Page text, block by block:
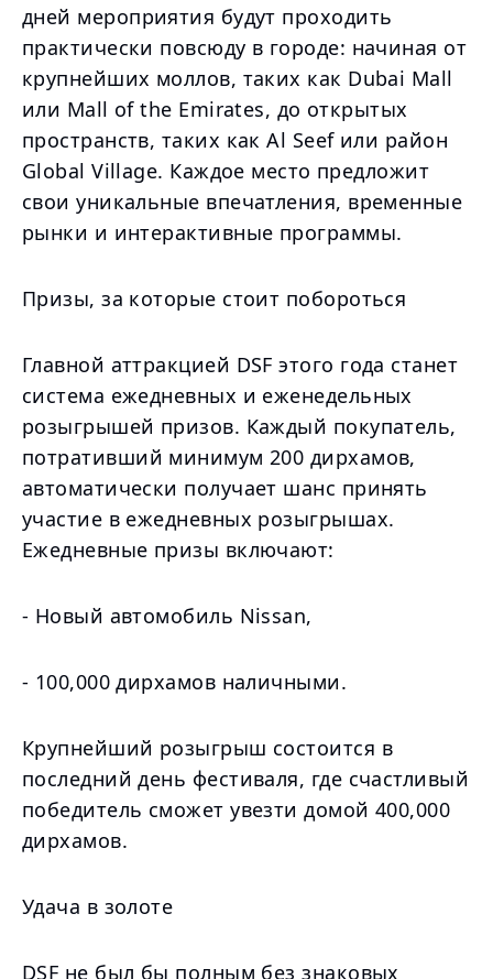
дней мероприятия будут проходить
практически повсюду в городе: начиная от
крупнейших моллов, таких как Dubai Mall
или Mall of the Emirates, до открытых
пространств, таких как Al Seef или район
Global Village. Каждое место предложит
свои уникальные впечатления, временные
рынки и интерактивные программы.
Призы, за которые стоит побороться
Главной аттракцией DSF этого года станет
система ежедневных и еженедельных
розыгрышей призов. Каждый покупатель,
потративший минимум 200 дирхамов,
автоматически получает шанс принять
участие в ежедневных розыгрышах.
Ежедневные призы включают:
- Новый автомобиль Nissan,
- 100,000 дирхамов наличными.
Крупнейший розыгрыш состоится в
последний день фестиваля, где счастливый
победитель сможет увезти домой 400,000
дирхамов.
Удача в золоте
DSF не был бы полным без знаковых